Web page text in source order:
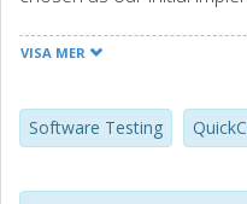
noted for its success in
paper we provide an
as detailing initial
VISA MER
Software Testing